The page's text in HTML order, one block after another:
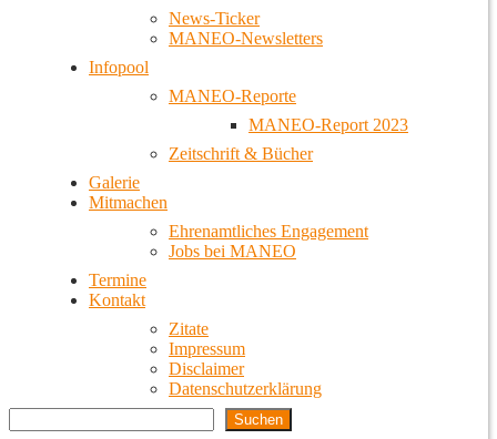
News-Ticker
MANEO-Newsletters
Infopool
MANEO-Reporte
MANEO-Report 2023
Zeitschrift & Bücher
Galerie
Mitmachen
Ehrenamtliches Engagement
Jobs bei MANEO
Termine
Kontakt
Zitate
Impressum
Disclaimer
Datenschutzerklärung
Suchen